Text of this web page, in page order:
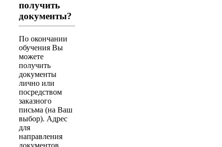
получить
документы?
По окончании
обучения Вы
можете
получить
документы
лично или
посредством
заказного
письма (на Ваш
выбор). Адрес
для
направления
документов